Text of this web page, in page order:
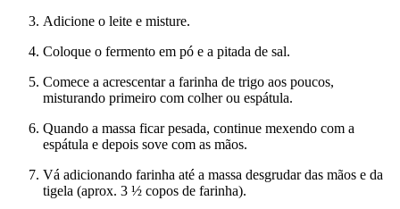
Adicione o leite e misture.
Coloque o fermento em pó e a pitada de sal.
Comece a acrescentar a farinha de trigo aos poucos,
misturando primeiro com colher ou espátula.
Quando a massa ficar pesada, continue mexendo com a
espátula e depois sove com as mãos.
Vá adicionando farinha até a massa desgrudar das mãos e da
tigela (aprox. 3 ½ copos de farinha).